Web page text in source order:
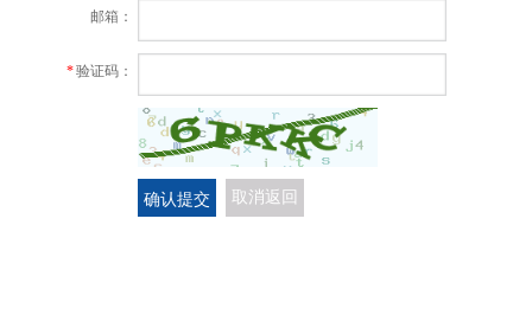
邮箱：
*验证码：
确认提交 取消返回